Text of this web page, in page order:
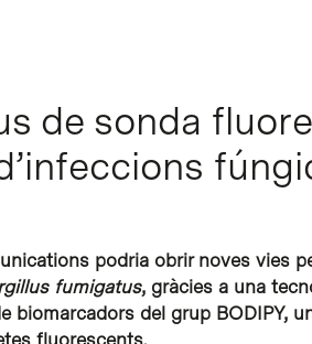
de sonda
podria obrir noves vies
fumigatus, gràcies a una
biomarcadors del grup BODIPY,
fluorescents.